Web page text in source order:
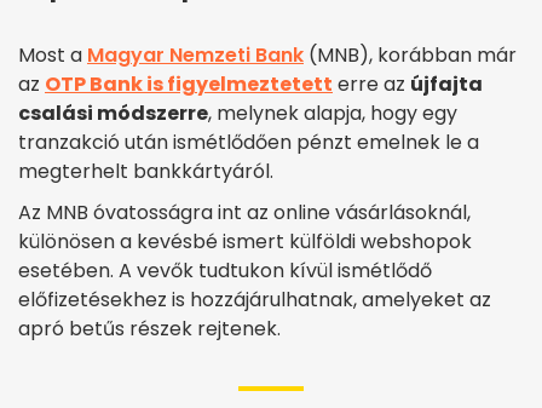
Most a Magyar Nemzeti Bank (MNB), korábban már
az OTP Bank is figyelmeztetett erre az újfajta
csalási módszerre, melynek alapja, hogy egy
tranzakció után ismétlődően pénzt emelnek le a
megterhelt bankkártyáról.
Az MNB óvatosságra int az online vásárlásoknál,
különösen a kevésbé ismert külföldi webshopok
esetében. A vevők tudtukon kívül ismétlődő
előfizetésekhez is hozzájárulhatnak, amelyeket az
apró betűs részek rejtenek.